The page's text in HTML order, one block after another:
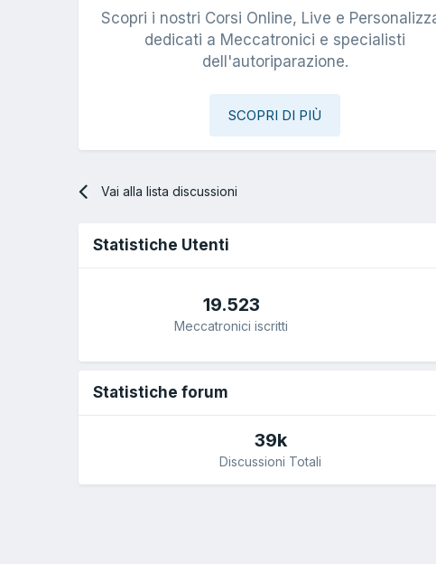
Scopri i nostri Corsi Online, Live e
dedicati a Meccatronici e specialisti
dell'autoriparazione.
SCOPRI DI PIÙ
Vai alla lista discussioni
Statistiche Utenti
19.523
Meccatronici iscritti
Statistiche forum
39k
Discussioni Totali